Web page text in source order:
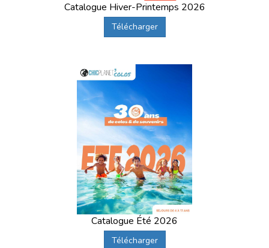
Catalogue Hiver-Printemps 2026
Télécharger
Catalogue Été 2026
Télécharger